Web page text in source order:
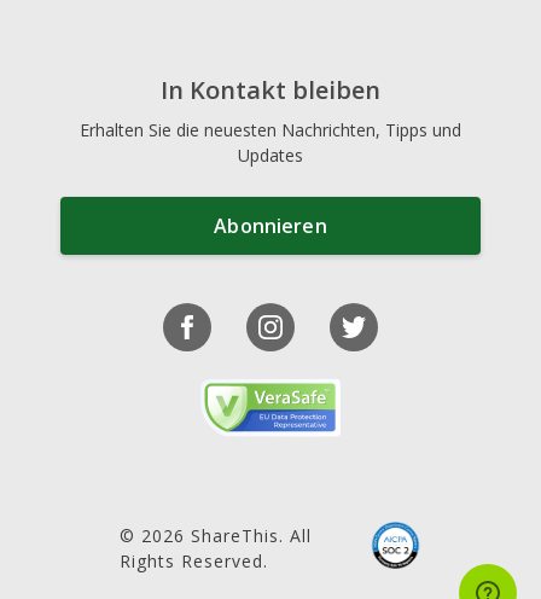
In Kontakt bleiben
Erhalten Sie die neuesten Nachrichten, Tipps und
Updates
Abonnieren
© 2026 ShareThis. All
Rights Reserved.